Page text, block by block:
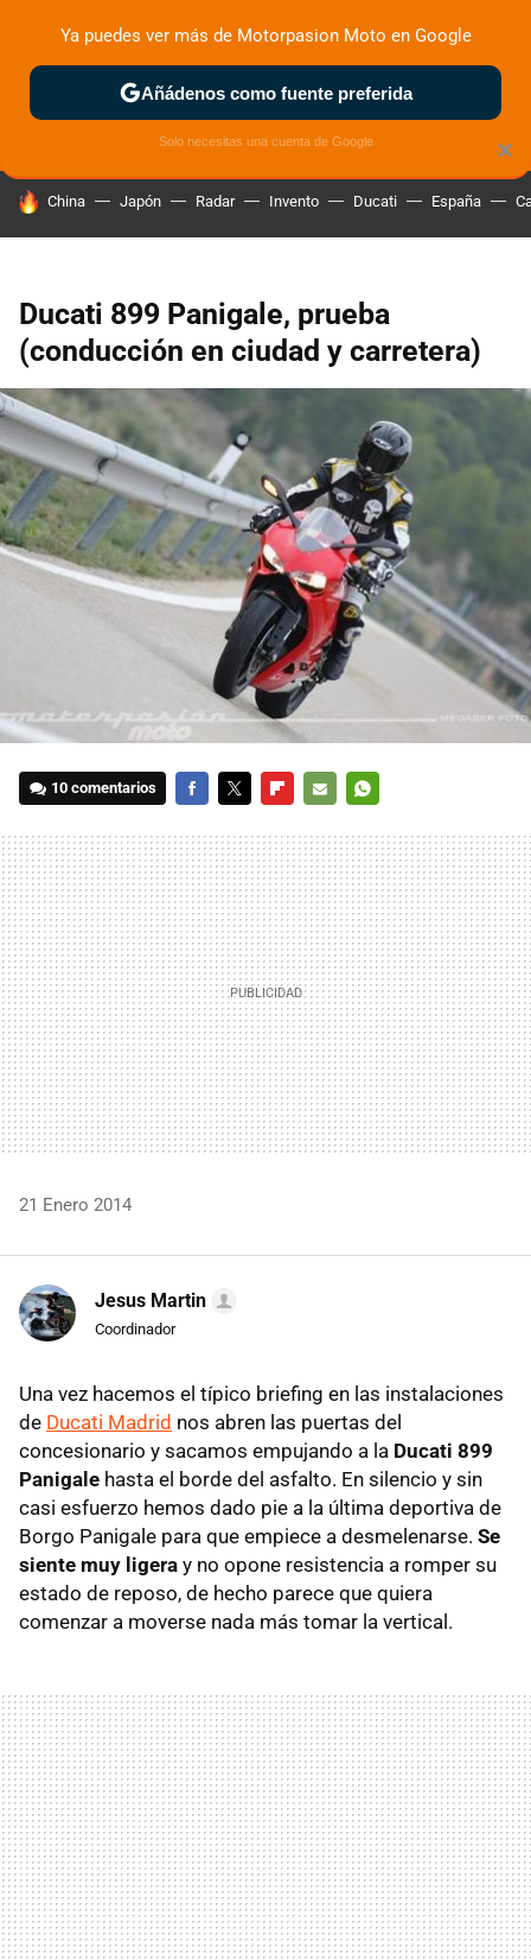
ZONA DE PRUEBAS DEPORTIVAS MOTOS ELÉCTRICAS
HOY SE HABLA DE
China Japón Radar Invento Ducati España
Ducati 899 Panigale, prueba
(conducción en ciudad y carretera)
10 comentarios
MAIL
21 Enero 2014
Jesus Martin
Coordinador
Una vez hacemos el típico briefing en las instalaciones
de Ducati Madrid nos abren las puertas del
concesionario y sacamos empujando a la Ducati 899
Panigale hasta el borde del asfalto. En silencio y sin
casi esfuerzo hemos dado pie a la última deportiva de
Borgo Panigale para que empiece a desmelenarse. Se
siente muy ligera y no opone resistencia a romper su
estado de reposo, de hecho parece que quiera
comenzar a moverse nada más tomar la vertical.
×
Ya puedes ver más de Motorpasion Moto en Google
Añádenos como fuente preferida
Solo necesitas una cuenta de Google